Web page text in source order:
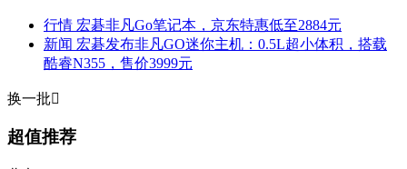
行情 宏碁非凡Go笔记本，京东特惠低至2884元
新闻 宏碁发布非凡GO迷你主机：0.5L超小体积，搭载
酷睿N355，售价3999元
换一批
超值推荐